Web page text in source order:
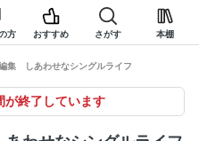
方 おすすめ さがす 本棚
集 しあわせなシングルライフ
が終了しています